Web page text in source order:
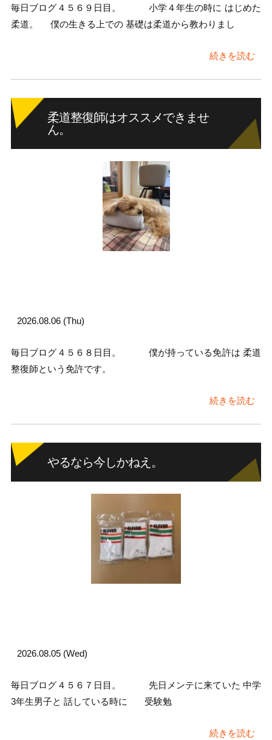
毎日ブログ４５６９日目。 小学４年生の時に はじめた
柔道。 僕の生きる上での 基礎は柔道から教わりまし
続きを読む
柔道整復師はオススメできませ
ん。
2026.08.06 (Thu)
毎日ブログ４５６８日目。 僕が持っている免許は 柔道
整復師という免許です。
続きを読む
やるなら今しかねえ。
2026.08.05 (Wed)
毎日ブログ４５６７日目。 先日メンテに来ていた 中学
3年生男子と 話している時に 受験勉
続きを読む